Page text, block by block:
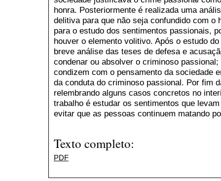
honra. Posteriormente é realizada uma
delitiva para que não seja confundido com
para o estudo dos sentimentos passionais,
houver o elemento volitivo. Após o estudo
breve análise das teses de defesa e
condenar ou absolver o criminoso
condizem com o pensamento da sociedade
da conduta do criminoso passional. Por fim
relembrando alguns casos concretos no
trabalho é estudar os sentimentos que
evitar que as pessoas continuem matando
Texto completo:
PDF